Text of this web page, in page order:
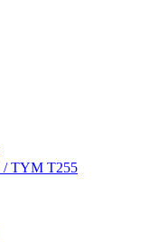
/ TYM T255